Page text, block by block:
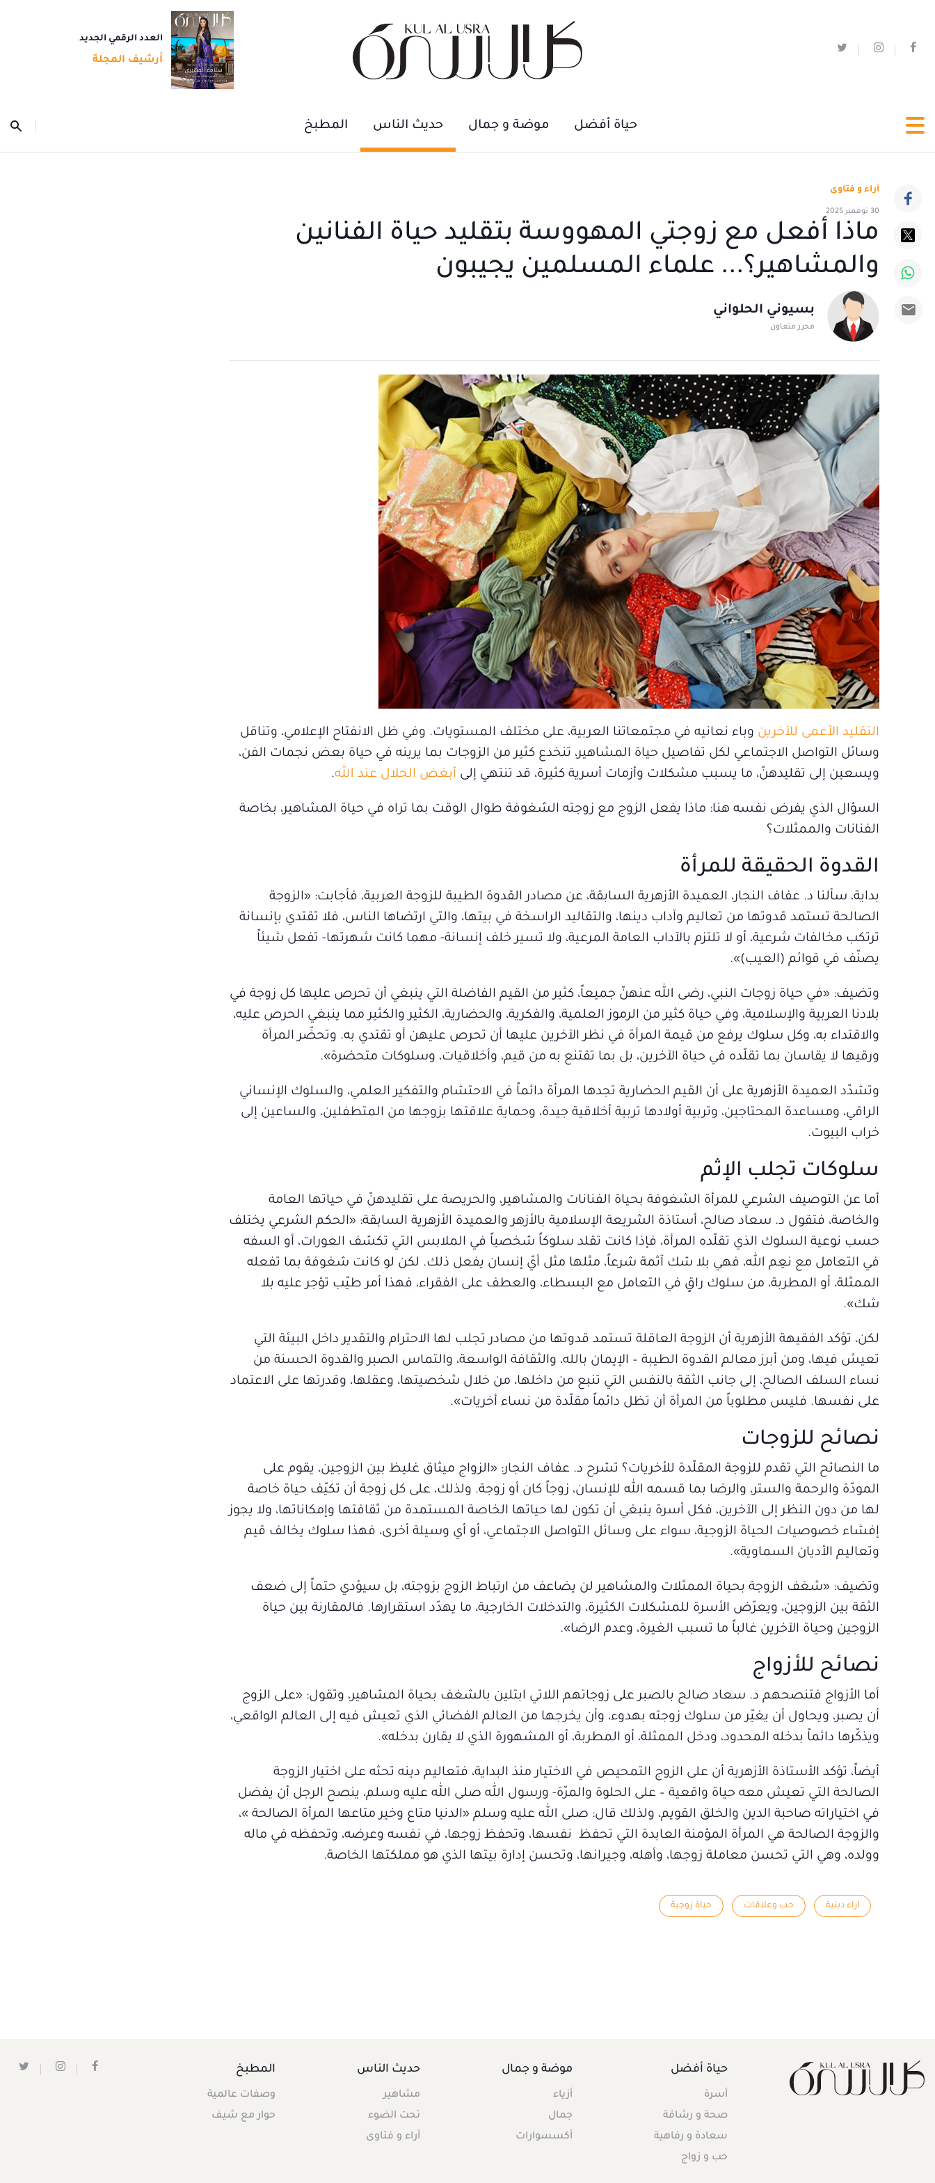
العدد الرقمي الجديد
أرشيف المجلة
حياة أفضل موضة و جمال حديث الناس المطبخ
آراء و فتاوى
30 نوفمبر 2025
ماذا أفعل مع زوجتي المهووسة بتقليد حياة الفنانين
والمشاهير؟... علماء المسلمين يجيبون
بسيوني الحلواني
محرر متعاون
التقليد الأعمى للآخرين وباء نعانيه في مجتمعاتنا العربية، على مختلف المستويات. وفي ظل الانفتاح الإعلامي، وتناقل
وسائل التواصل الاجتماعي لكل تفاصيل حياة المشاهير، تنخدع كثير من الزوجات بما يرينه في حياة بعض نجمات الفن،
ويسعين إلى تقليدهنّ، ما يسبب مشكلات وأزمات أسرية كثيرة، قد تنتهي إلى أبغض الحلال عند الله.
السؤال الذي يفرض نفسه هنا: ماذا يفعل الزوج مع زوجته الشغوفة طوال الوقت بما تراه في حياة المشاهير، بخاصة
الفنانات والممثلات؟
القدوة الحقيقة للمرأة
بداية، سألنا د. عفاف النجار، العميدة الأزهرية السابقة، عن مصادر القدوة الطيبة للزوجة العربية، فأجابت: «الزوجة
الصالحة تستمد قدوتها من تعاليم وآداب دينها، والتقاليد الراسخة في بيتها، والتي ارتضاها الناس، فلا تقتدي بإنسانة
ترتكب مخالفات شرعية، أو لا تلتزم بالآداب العامة المرعية، ولا تسير خلف إنسانة- مهما كانت شهرتها- تفعل شيئاً
يصنّف في قوائم (العيب)».
وتضيف: «في حياة زوجات النبي، رضى الله عنهنّ جميعاً، كثير من القيم الفاضلة التي ينبغي أن تحرص عليها كل زوجة في
بلادنا العربية والإسلامية، وفي حياة كثير من الرموز العلمية، والفكرية، والحضارية، الكثير والكثير مما ينبغي الحرص عليه،
والاقتداء به، وكل سلوك يرفع من قيمة المرأة في نظر الآخرين عليها أن تحرص عليهن أو تقتدي به. وتحضّر المرأة
ورقيها لا يقاسان بما تقلّده في حياة الآخرين، بل بما تقتنع به من قيم، وأخلاقيات، وسلوكات متحضرة».
وتشدّد العميدة الأزهرية على أن القيم الحضارية تجدها المرأة دائماً في الاحتشام والتفكير العلمي، والسلوك الإنساني
الراقي، ومساعدة المحتاجين، وتربية أولادها تربية أخلاقية جيدة، وحماية علاقتها بزوجها من المتطفلين، والساعين إلى
خراب البيوت.
سلوكات تجلب الإثم
أما عن التوصيف الشرعي للمرأة الشغوفة بحياة الفنانات والمشاهير، والحريصة على تقليدهنّ في حياتها العامة
والخاصة، فتقول د. سعاد صالح، أستاذة الشريعة الإسلامية بالأزهر والعميدة الأزهرية السابقة: «الحكم الشرعي يختلف
حسب نوعية السلوك الذي تقلّده المرأة، فإذا كانت تقلد سلوكاً شخصياً في الملابس التي تكشف العورات، أو السفه
في التعامل مع نعِم الله، فهي بلا شك آثمة شرعاً، مثلها مثل أيّ إنسان يفعل ذلك. لكن لو كانت شغوفة بما تفعله
الممثلة، أو المطربة، من سلوك راقٍ في التعامل مع البسطاء، والعطف على الفقراء، فهذا أمر طيّب تؤجر عليه بلا
شك».
لكن، تؤكد الفقيهة الأزهرية أن الزوجة العاقلة تستمد قدوتها من مصادر تجلب لها الاحترام والتقدير داخل البيئة التي
تعيش فيها، ومن أبرز معالم القدوة الطيبة – الإيمان بالله، والثقافة الواسعة، والتماس الصبر والقدوة الحسنة من
نساء السلف الصالح، إلى جانب الثقة بالنفس التي تنبع من داخلها، من خلال شخصيتها، وعقلها، وقدرتها على الاعتماد
على نفسها. فليس مطلوباً من المرأة أن تظل دائماً مقلّدة من نساء أخريات».
نصائح للزوجات
ما النصائح التي تقدم للزوجة المقلّدة للأخريات؟ تشرح د. عفاف النجار: «الزواج ميثاق غليظ بين الزوجين، يقوم على
المودّة والرحمة والستر، والرضا بما قسمه الله للإنسان، زوجاً كان أو زوجة. ولذلك، على كل زوجة أن تكيّف حياة خاصة
لها من دون النظر إلى الآخرين، فكل أسرة ينبغي أن تكون لها حياتها الخاصة المستمدة من ثقافتها وإمكاناتها، ولا يجوز
إفشاء خصوصيات الحياة الزوجية، سواء على وسائل التواصل الاجتماعي، أو أي وسيلة أخرى، فهذا سلوك يخالف قيم
وتعاليم الأديان السماوية».
وتضيف: «شغف الزوجة بحياة الممثلات والمشاهير لن يضاعف من ارتباط الزوج بزوجته، بل سيؤدي حتماً إلى ضعف
الثقة بين الزوجين، ويعرّض الأسرة للمشكلات الكثيرة، والتدخلات الخارجية، ما يهدّد استقرارها. فالمقارنة بين حياة
الزوجين وحياة الآخرين غالباً ما تسبب الغيرة، وعدم الرضا».
نصائح للأزواج
أما الأزواج فتنصحهم د. سعاد صالح بالصبر على زوجاتهم اللاتي ابتلين بالشغف بحياة المشاهير، وتقول: «على الزوج
أن يصبر، ويحاول أن يغيّر من سلوك زوجته بهدوء، وأن يخرجها من العالم الفضائي الذي تعيش فيه إلى العالم الواقعي،
ويذكّرها دائماً بدخله المحدود، ودخل الممثلة، أو المطربة، أو المشهورة الذي لا يقارن بدخله».
أيضاً، تؤكد الأستاذة الأزهرية أن على الزوج التمحيص في الاختيار منذ البداية، فتعاليم دينه تحثه على اختيار الزوجة
الصالحة التي تعيش معه حياة واقعية – على الحلوة والمرّة- ورسول الله صلى الله عليه وسلم، ينصح الرجل أن يفضل
في اختياراته صاحبة الدين والخلق القويم، ولذلك قال: صلى الله عليه وسلم «الدنيا متاع وخير متاعها المرأة الصالحة »،
والزوجة الصالحة هي المرأة المؤمنة العابدة التي تحفظ نفسها، وتحفظ زوجها، في نفسه وعرضه، وتحفظه في ماله
وولده، وهي التي تحسن معاملة زوجها، وأهله، وجيرانها، وتحسن إدارة بيتها الذي هو مملكتها الخاصة.
آراء دينية حب وعلاقات حياة زوجية
حياة أفضل
أسرة
صحة و رشاقة
سعادة و رفاهية
حب و زواج
موضة و جمال
أزياء
جمال
أكسسوارات
حديث الناس
مشاهير
تحت الضوء
آراء و فتاوى
المطبخ
وصفات عالمية
حوار مع شيف